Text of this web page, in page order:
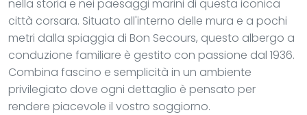
nella storia e nei paesaggi marini di questa iconica
città corsara. Situato all'interno delle mura e a pochi
metri dalla spiaggia di Bon Secours, questo albergo a
conduzione familiare è gestito con passione dal 1936.
Combina fascino e semplicità in un ambiente
privilegiato dove ogni dettaglio è pensato per
rendere piacevole il vostro soggiorno.